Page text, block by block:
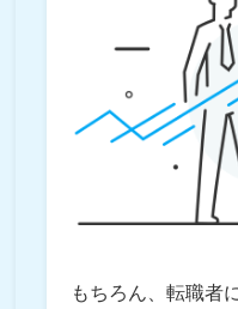
もちろん、転職者